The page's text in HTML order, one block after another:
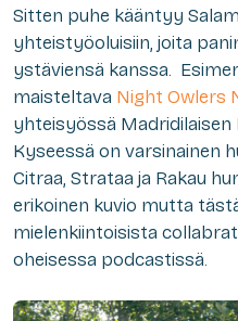
Sitten puhe kääntyy
yhteistyöoluisiin, joita
ystäviensä kanssa.
maisteltava Night Owlers
yhteisyössä Madridilaisen
Kyseessä on varsinainen
Citraa, Strataa ja Rakau
erikoinen kuvio mutta
mielenkiintoisista
oheisessa podcastissä.